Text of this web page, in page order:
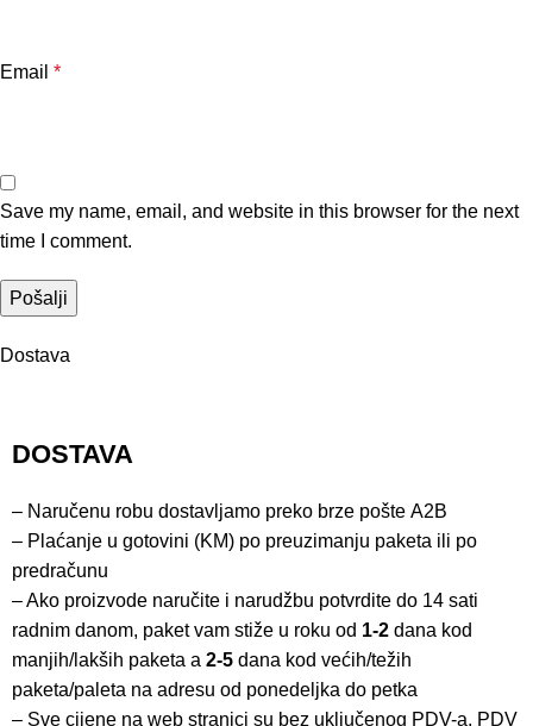
Email *
Save my name, email, and website in this browser for the next
time I comment.
Dostava
DOSTAVA
– Naručenu robu dostavljamo preko brze pošte A2B
– Plaćanje u gotovini (KM) po preuzimanju paketa ili po
predračunu
– Ako proizvode naručite i narudžbu potvrdite do 14 sati
radnim danom, paket vam stiže u roku od 1-2 dana kod
manjih/lakših paketa a 2-5 dana kod većih/težih
paketa/paleta na adresu od ponedeljka do petka
– Sve cijene na web stranici su bez uključenog PDV-a, PDV